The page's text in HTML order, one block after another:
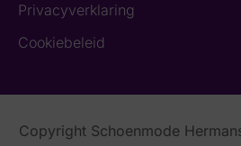
Privacyverklaring
Cookiebeleid
Copyright Schoenmode